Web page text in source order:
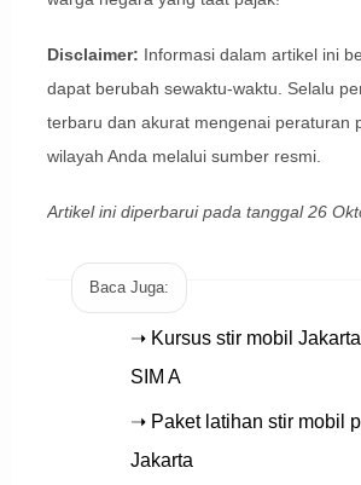
Disclaimer: Informasi dalam artikel ini
dapat berubah sewaktu-waktu. Selalu
terbaru dan akurat mengenai peraturan
wilayah Anda melalui sumber resmi.
Artikel ini diperbarui pada tanggal 26
Baca Juga:
➝ Kursus stir mobil
SIM A
➝ Paket latihan stir mobil
Jakarta